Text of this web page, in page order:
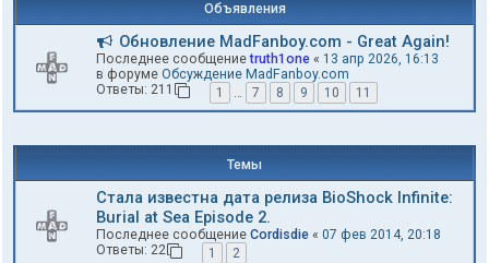
Объявления
Обновление MadFanboy.com - Great Again!
Последнее сообщениеtruth1one « 13 апр 2026, 16:13
в форуме Обсуждение MadFanboy.com
Ответы: 211 1 … 7 8 9 10 11
Темы
Стала известна дата релиза BioShock Infinite:
Burial at Sea Episode 2.
Последнее сообщение Cordisdie « 07 фев 2014, 20:18
Ответы: 22 1 2